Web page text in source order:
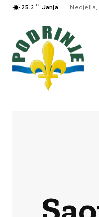
25.2 C Janja Nedjelja,